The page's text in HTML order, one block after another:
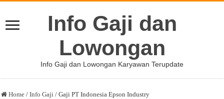
Info Gaji dan
Lowongan
Info Gaji dan Lowongan Karyawan Terupdate
Home / Info Gaji / Gaji PT Indonesia Epson Industry